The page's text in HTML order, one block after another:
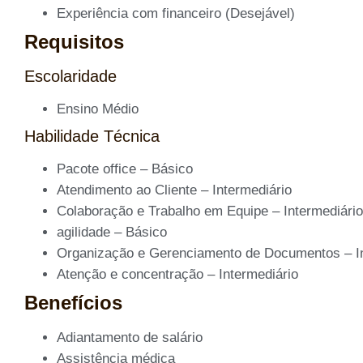
Experiência com financeiro (Desejável)
Requisitos
Escolaridade
Ensino Médio
Habilidade Técnica
Pacote office – Básico
Atendimento ao Cliente – Intermediário
Colaboração e Trabalho em Equipe – Intermediário
agilidade – Básico
Organização e Gerenciamento de Documentos –
Atenção e concentração – Intermediário
Benefícios
Adiantamento de salário
Assistência médica